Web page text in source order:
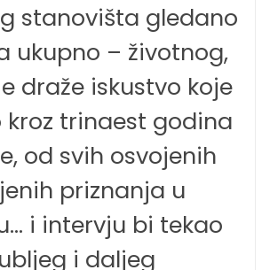
stanovišta gledano
ukupno – životnog,
draže iskustvo koje
kroz trinaest godina
od svih osvojenih
priznanja u
i intervju bi tekao
i daljeg